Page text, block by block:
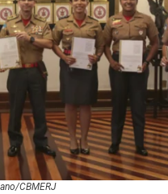
CBMERJ